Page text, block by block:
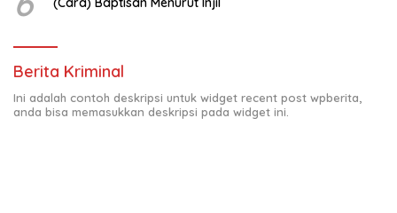
Berita Kriminal
Ini adalah contoh deskripsi untuk widget recent post wpberita,
anda bisa memasukkan deskripsi pada widget ini.